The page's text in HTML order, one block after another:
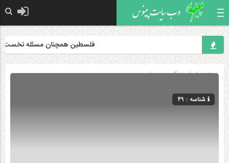
فلسطین همچنان مسئله نخست
صفحه اصلی» گروه »سیاسی
شناسه : 49